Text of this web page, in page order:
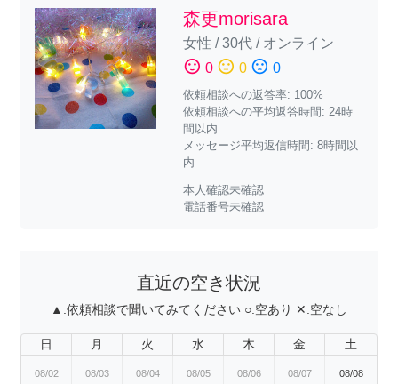
森更morisara
女性 /30代/ オンライン
sentiment_satisfied 0 sentiment_neutral 0 sentiment_dissatisfied 0
依頼相談への返答率: 100%
依頼相談への平均返答時間: 24時
間以内
メッセージ平均返信時間: 8時間以
内
本人確認未確認
電話番号未確認
直近の空き状況
▲:依頼相談で聞いてみてください ○:空あり ✕:空なし
日 月 火 水 木 金 土
08/02 08/03 08/04 08/05 08/06 08/07 08/08